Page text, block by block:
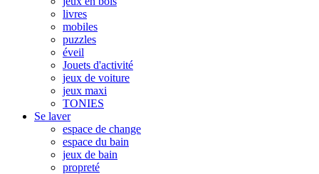
livres
mobiles
puzzles
éveil
Jouets d'activité
jeux de voiture
jeux maxi
TONIES
Se laver
espace de change
espace du bain
jeux de bain
propreté